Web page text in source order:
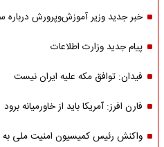
خبر جدید وزیر آموزش‌وپرورش درباره
پیام جدید وزارت اطلاعات
فیدان: توافق مکه علیه ایران نیست
فارن افرز: آمریکا باید از خاورمیانه برود
واکنش رئیس کمیسیون امنیت ملی به